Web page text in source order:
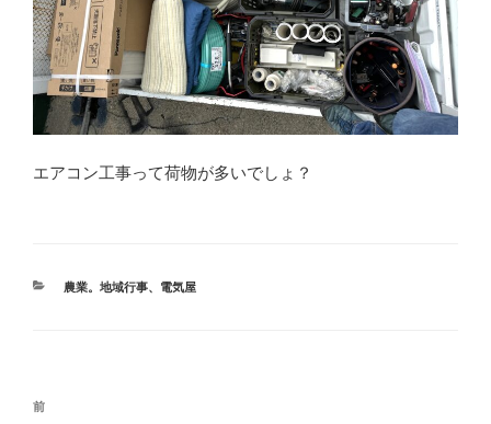
エアコン工事って荷物が多いでしょ？
カ
農業。地域行事、 電気屋
投
前
前